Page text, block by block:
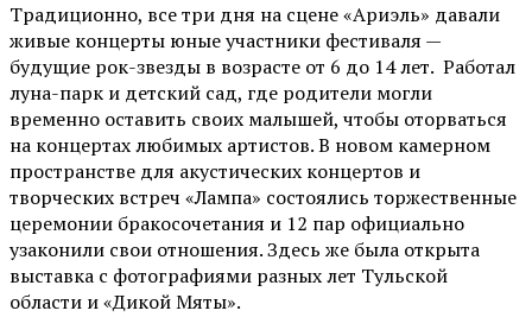
Традиционно, все три дня на сцене«Ариэль» давали
живые концерты юные участники фестиваля —
будущие рок-звезды в возрасте от 6 до 14 лет. Работал
луна-парк и детский сад, где родители могли
временно оставить своих малышей, чтобы оторваться
на концертах любимых артистов. В новом камерном
пространстве для акустических концертов и
творческих встреч «Лампа» состоялись торжественные
церемонии бракосочетания и 12 пар официально
узаконили свои отношения. Здесь же была открыта
выставка с фотографиями разных лет Тульской
области и «Дикой Мяты».